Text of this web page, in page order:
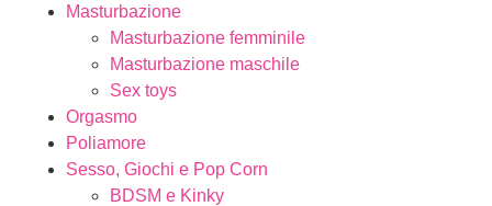
Masturbazione
Masturbazione femminile
Masturbazione maschile
Sex toys
Orgasmo
Poliamore
Sesso, Giochi e Pop Corn
BDSM e Kinky